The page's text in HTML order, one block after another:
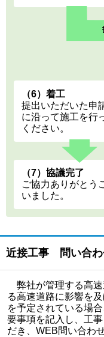
（6）着工
提出いただいた申
に沿って施工を行
ください。
（7）協議完了
ご協力ありがとう
いました。
近接工事 問い合わ
弊社が管理する高
る高速道路に影響を
を予定されている場
要事項を記入し、工
だき、WEB問い合わ